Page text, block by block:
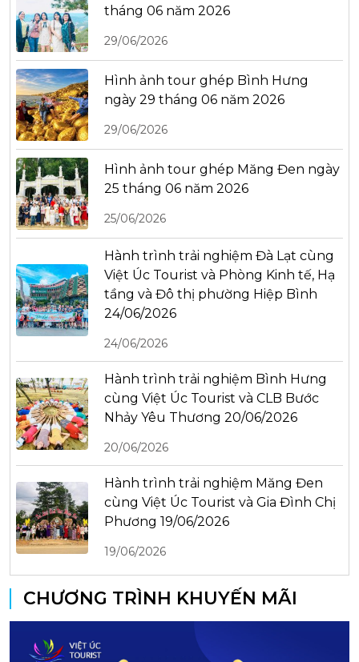
tháng 06 năm 2026
29/06/2026
Hình ảnh tour ghép Bình Hưng
ngày 29 tháng 06 năm 2026
29/06/2026
Hình ảnh tour ghép Măng Đen ngày
25 tháng 06 năm 2026
25/06/2026
Hành trình trải nghiệm Đà Lạt cùng
Việt Úc Tourist và Phòng Kinh tế, Hạ
tầng và Đô thị phường Hiệp Bình
24/06/2026
24/06/2026
Hành trình trải nghiệm Bình Hưng
cùng Việt Úc Tourist và CLB Bước
Nhảy Yêu Thương 20/06/2026
20/06/2026
Hành trình trải nghiệm Măng Đen
cùng Việt Úc Tourist và Gia Đình Chị
Phương 19/06/2026
19/06/2026
CHƯƠNG TRÌNH KHUYẾN MÃI